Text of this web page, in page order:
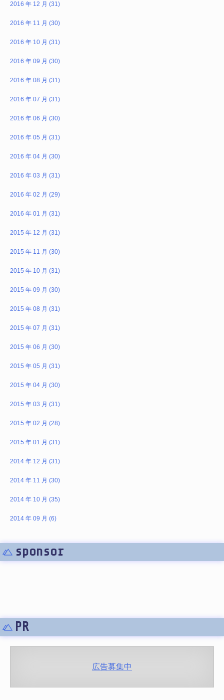
2016 年 12 月 (31)
2016 年 11 月 (30)
2016 年 10 月 (31)
2016 年 09 月 (30)
2016 年 08 月 (31)
2016 年 07 月 (31)
2016 年 06 月 (30)
2016 年 05 月 (31)
2016 年 04 月 (30)
2016 年 03 月 (31)
2016 年 02 月 (29)
2016 年 01 月 (31)
2015 年 12 月 (31)
2015 年 11 月 (30)
2015 年 10 月 (31)
2015 年 09 月 (30)
2015 年 08 月 (31)
2015 年 07 月 (31)
2015 年 06 月 (30)
2015 年 05 月 (31)
2015 年 04 月 (30)
2015 年 03 月 (31)
2015 年 02 月 (28)
2015 年 01 月 (31)
2014 年 12 月 (31)
2014 年 11 月 (30)
2014 年 10 月 (35)
2014 年 09 月 (6)
sponsor
PR
広告募集中